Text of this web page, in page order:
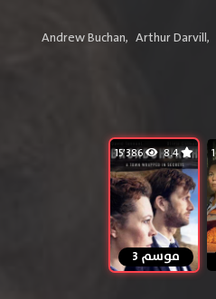
Andrew Buchan, Arthur Darvill,
8.4 15٬386
موسم 3